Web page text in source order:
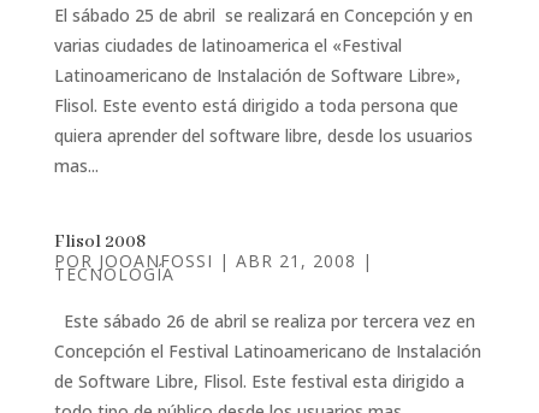
El sábado 25 de abril se realizará en Concepción y en
varias ciudades de latinoamerica el «Festival
Latinoamericano de Instalación de Software Libre»,
Flisol. Este evento está dirigido a toda persona que
quiera aprender del software libre, desde los usuarios
mas...
Flisol 2008
POR JOOANFOSSI | ABR 21, 2008 |
TECNOLOGÍA
Este sábado 26 de abril se realiza por tercera vez en
Concepción el Festival Latinoamericano de Instalación
de Software Libre, Flisol. Este festival esta dirigido a